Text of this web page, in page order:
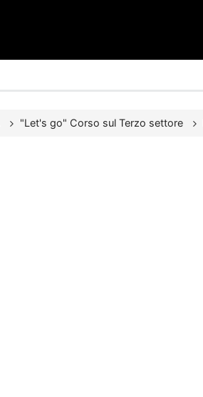
"Let's go" Corso sul Terzo settore